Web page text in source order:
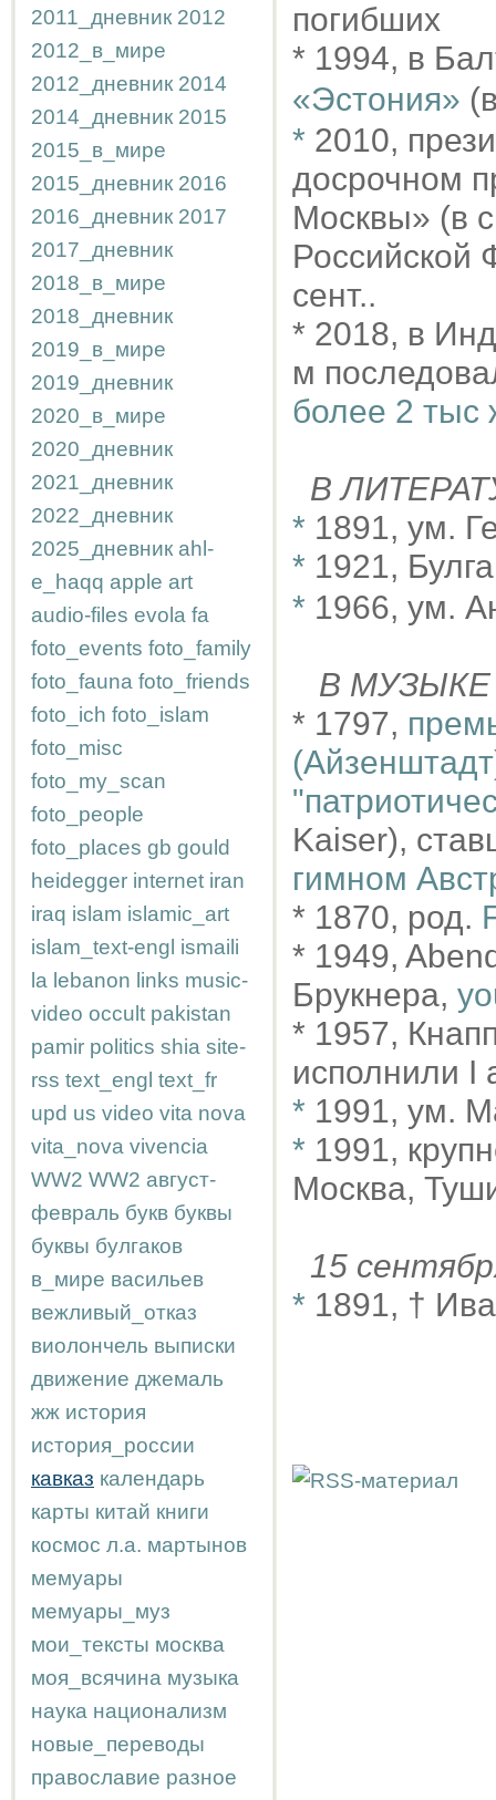
2011_дневник 2012
2012_в_мире
2012_дневник 2014
2014_дневник 2015
2015_в_мире
2015_дневник 2016
2016_дневник 2017
2017_дневник
2018_в_мире
2018_дневник
2019_в_мире
2019_дневник
2020_в_мире
2020_дневник
2021_дневник
2022_дневник
2025_дневник ahl-
e_haqq apple art
audio-files evola fa
foto_events foto_family
foto_fauna foto_friends
foto_ich foto_islam
foto_misc
foto_my_scan
foto_people
foto_places gb gould
heidegger internet iran
iraq islam islamic_art
islam_text-engl ismaili
la lebanon links music-
video occult pakistan
pamir politics shia site-
rss text_engl text_fr
upd us video vita nova
vita_nova vivencia
WW2 WW2 август-
февраль букв буквы
буквы булгаков
в_мире васильев
вежливый_отказ
виолончель выписки
движение джемаль
жж история
история_россии
кавказ календарь
карты китай книги
космос л.а. мартынов
мемуары
мемуары_муз
мои_тексты москва
моя_всячина музыка
наука национализм
новые_переводы
православие разное
погибших
* 1994, в
«Эстония»
* 2010,
досрочном
Москвы» (в
Российской
сент..
* 2018, в
м
более 2 тыс
В
* 1891, ум.
* 1921,
* 1966, ум.
В МУЗЫКЕ
* 1797,
Kaiser),
гимном
* 1870, род.
* 1949,
Брукнера,
* 1957,
исполнили I
* 1991, ум.
* 1991,
Москва,
15
* 1891, †